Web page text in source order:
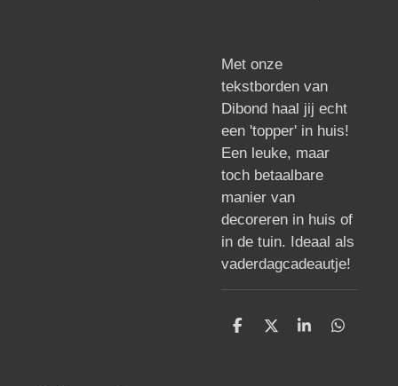
Met onze
tekstborden van
Dibond haal jij echt
een 'topper' in huis!
Een leuke, maar
toch betaalbare
manier van
decoreren in huis of
in de tuin. Ideaal als
vaderdagcadeautje!
D
D
S
D